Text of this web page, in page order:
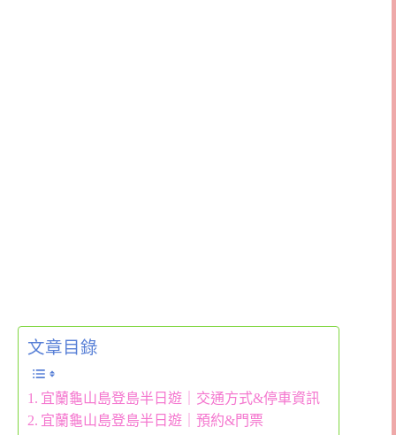
文章目錄
宜蘭龜山島登島半日遊｜交通方式&停車資訊
宜蘭龜山島登島半日遊｜預約&門票